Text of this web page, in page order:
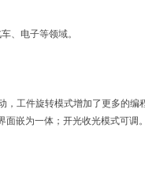
、电子等领域。
工件旋转模式增加了更多的编
嵌为一体；开光收光模式可调。